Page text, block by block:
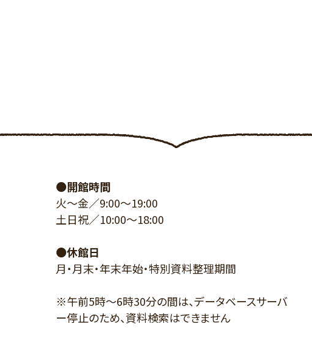
●開館時間
火～金／9:00～19:00
土日祝／10:00～18:00
●休館日
月・月末・年末年始・特別資料整理期間
※午前5時～6時30分の間は、データベースサーバ
ー停止のため、資料検索はできません